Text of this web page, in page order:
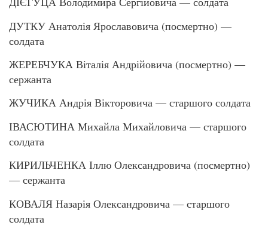
ДУТКУ Анатолія Ярославовича (посмертно) —
солдата
ЖЕРЕБЧУКА Віталія Андрійовича (посмертно) —
сержанта
ЖУЧИКА Андрія Вікторовича — старшого солдата
ІВАСЮТИНА Михайла Михайловича — старшого
солдата
КИРИЛЬЧЕНКА Іллю Олександровича (посмертно)
— сержанта
КОВАЛЯ Назарія Олександровича — старшого
солдата